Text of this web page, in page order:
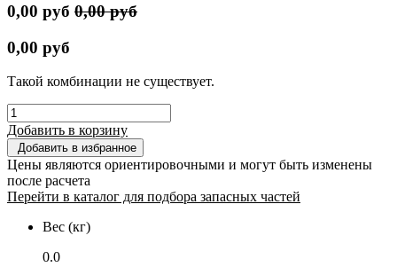
0,00 руб 0,00руб
0,00 руб
Такой комбинации не существует.
Добавить в корзину
Добавить в избранное
Цены являются ориентировочными и могут быть изменены
после расчета
Перейти в каталог для подбора запасных частей
Вес (кг)
0.0